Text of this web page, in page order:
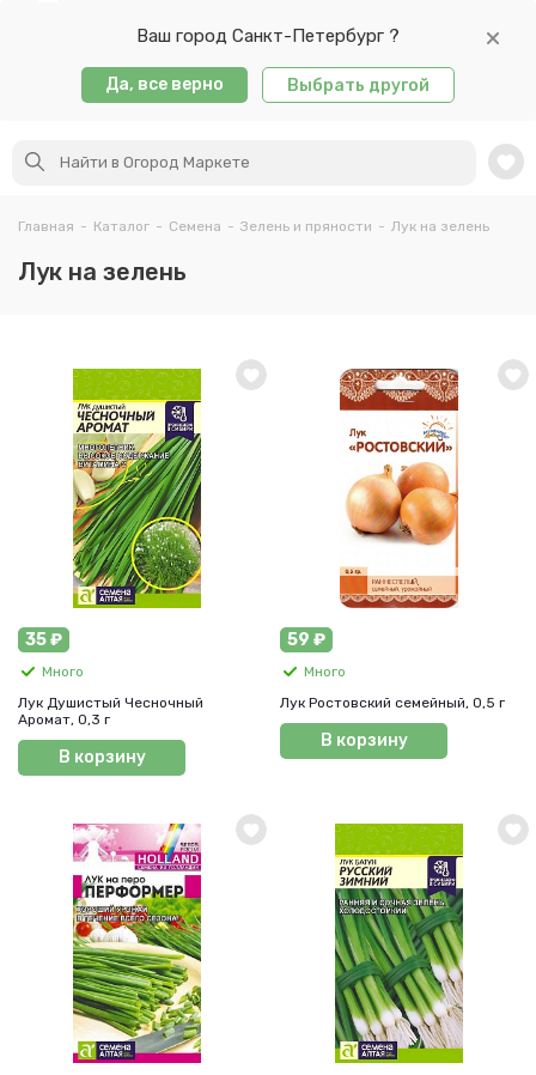
Ваш город Санкт-Петербург ?
Да, все верно Выбрать другой
Главная - Каталог - Семена - Зелень и пряности - Лук на зелень
Лук на зелень
35 ₽
Много
Лук Душистый Чесночный
Аромат, 0,3 г
В корзину
59 ₽
Много
Лук Ростовский семейный, 0,5 г
В корзину